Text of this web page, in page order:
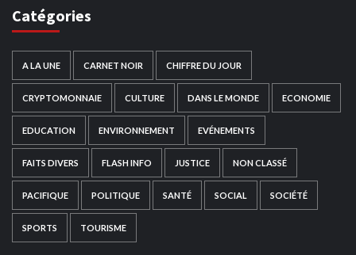
Catégories
A LA UNE CARNET NOIR CHIFFRE DU JOUR
CRYPTOMONNAIE CULTURE DANS LE MONDE ECONOMIE
EDUCATION ENVIRONNEMENT EVÉNEMENTS
FAITS DIVERS FLASH INFO JUSTICE NON CLASSÉ
PACIFIQUE POLITIQUE SANTÉ SOCIAL SOCIÉTÉ
SPORTS TOURISME